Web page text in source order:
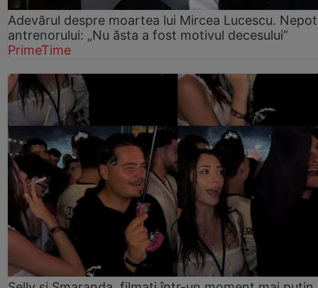
Adevărul despre moartea lui Mircea Lucescu.
antrenorului: „Nu ăsta a fost motivul decesului”
PrimeTime